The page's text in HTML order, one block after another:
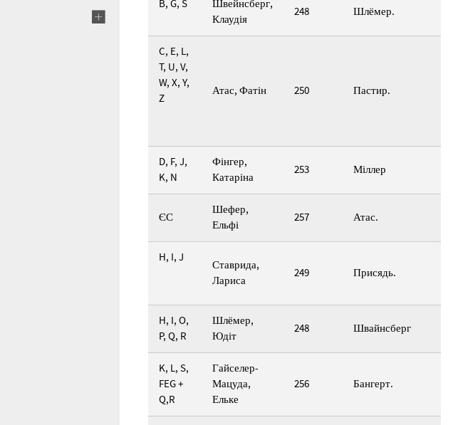
B, G, S
Швейнсберг,
Клаудія
248 Шлёмер.
C, E, L,
T, U, V,
W, X, Y,
Z
Атас, Фатін 250 Пастир.
D, F, J,
K, N
Фінгер,
Катаріна
253 Міллер
ЄС
Шефер,
Ельфі
257 Атас.
H, I, J
Ставрида,
Лариса
249 Присядь.
H, I, O,
P, Q, R
Шлёмер,
Юдіт
248 Швайнсберг
K, L, S,
FEG +
Q,R
Гайселер-
Мацуда,
Ельке
256 Бангерт.